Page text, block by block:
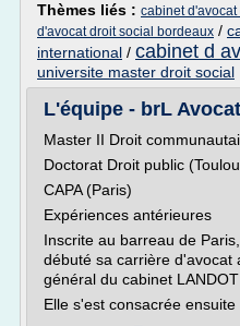
Thèmes liés : cabinet
d'avocat droit social bordeaux /
international / cabinet d
universite master droit social
L'équipe - brL
Master II Droit
Doctorat Droit public
CAPA (Paris)
Expériences antérieures
Inscrite au barreau de
débuté sa carrière d'avocat
général du cabinet
Elle s'est consacrée ensuite